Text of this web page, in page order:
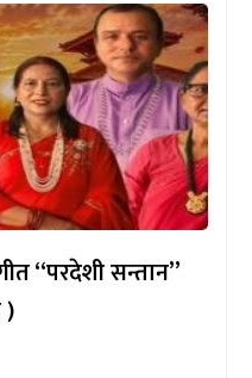
“परदेशी सन्तान”
)